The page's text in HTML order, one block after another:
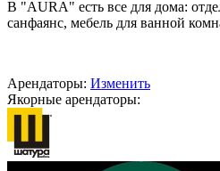
В "AURA" есть все для дома:
санфаянс, мебель для ванной
Арендаторы: Изменить
Якорные арендаторы: